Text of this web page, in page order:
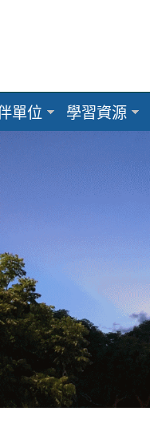
單位 學習資源